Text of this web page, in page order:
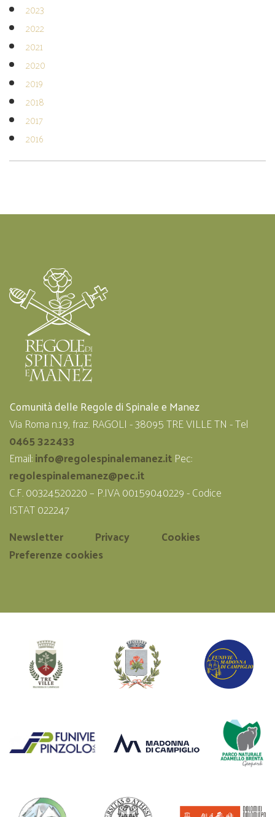
2023
2022
2021
2020
2019
2018
2017
2016
Comunità delle Regole di Spinale e Manez
Via Roma n.19, fraz. RAGOLI - 38095 TRE VILLE TN - Tel
0465 322433
Email:info@regolespinalemanez.itPec:
regolespinalemanez@pec.it
C.F. 00324520220 – P.IVA 00159040229 - Codice
ISTAT 022247
Newsletter
Privacy
Cookies
Preferenze cookies